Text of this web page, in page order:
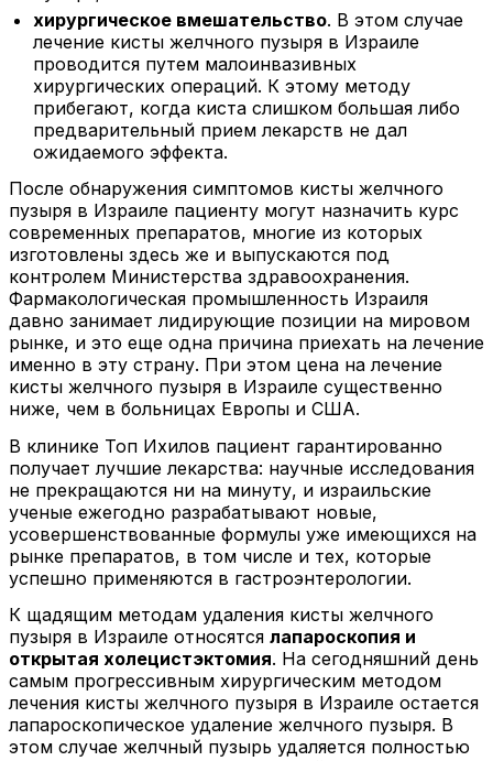
хирургическое вмешательство. В этом случае
лечение кисты желчного пузыря в Израиле
проводится путем малоинвазивных
хирургических операций. К этому методу
прибегают, когда киста слишком большая либо
предварительный прием лекарств не дал
ожидаемого эффекта.
После обнаружения симптомов кисты желчного
пузыря в Израиле пациенту могут назначить курс
современных препаратов, многие из которых
изготовлены здесь же и выпускаются под
контролем Министерства здравоохранения.
Фармакологическая промышленность Израиля
давно занимает лидирующие позиции на мировом
рынке, и это еще одна причина приехать на лечение
именно в эту страну. При этом цена на лечение
кисты желчного пузыря в Израиле существенно
ниже, чем в больницах Европы и США.
В клинике Топ Ихилов пациент гарантированно
получает лучшие лекарства: научные исследования
не прекращаются ни на минуту, и израильские
ученые ежегодно разрабатывают новые,
усовершенствованные формулы уже имеющихся на
рынке препаратов, в том числе и тех, которые
успешно применяются в гастроэнтерологии.
К щадящим методам удаления кисты желчного
пузыря в Израиле относятся лапароскопия и
открытая холецистэктомия. На сегодняшний день
самым прогрессивным хирургическим методом
лечения кисты желчного пузыря в Израиле остается
лапароскопическое удаление желчного пузыря. В
этом случае желчный пузырь удаляется полностью